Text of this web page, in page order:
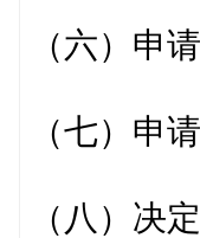
（六）申
（七）申
（八）决